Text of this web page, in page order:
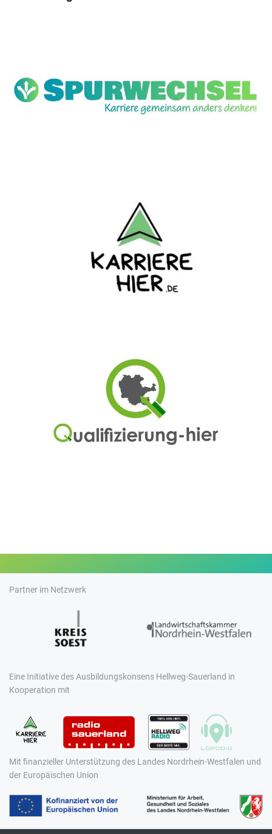
Partner im Netzwerk
Eine Initiative des Ausbildungskonsens Hellweg-Sauerland in
Kooperation mit
Mit finanzieller Unterstützung des Landes Nordrhein-Westfalen und
der Europäischen Union